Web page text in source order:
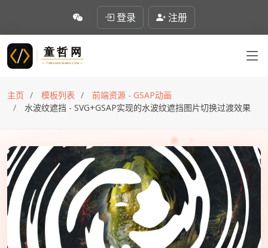
登录 注册
主页 模板列表
前端资源 - GSAP动画
水波纹遮挡 - SVG+GSAP实现的水波纹遮挡图片切换过渡效果